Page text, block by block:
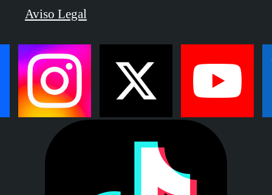
Aviso Legal